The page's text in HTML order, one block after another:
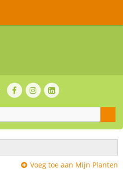
Voeg toe aan Mijn Planten